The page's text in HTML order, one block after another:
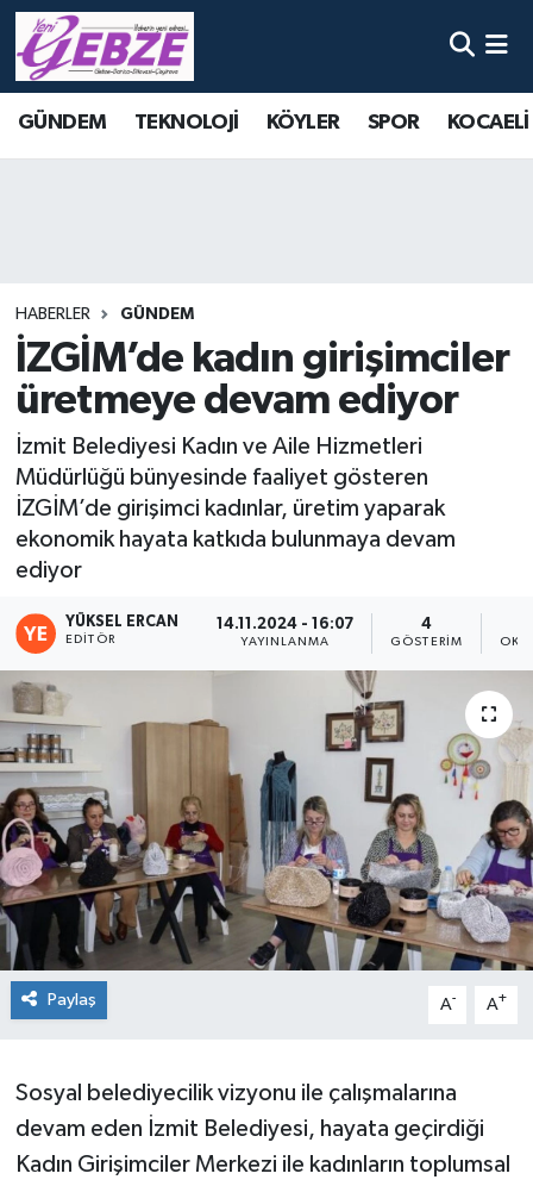
GÜNDEM TEKNOLOJİ KÖYLER SPOR
HABERLER GÜNDEM
İZGİM’de kadın girişimciler
üretmeye devam ediyor
İzmit Belediyesi Kadın ve Aile Hizmetleri
Müdürlüğü bünyesinde faaliyet gösteren
İZGİM’de girişimci kadınlar, üretim yaparak
ekonomik hayata katkıda bulunmaya devam
ediyor
YÜKSEL ERCAN
EDITÖR
14.11.2024 - 16:07
YAYINLANMA
4
GÖSTERIM
Paylaş A- A+
Sosyal belediyecilik vizyonu ile çalışmalarına
devam eden İzmit Belediyesi, hayata geçirdiği
Kadın Girişimciler Merkezi ile kadınların toplumsal
Nöbetçi Eczaneler
Süper Lig Puan Durumu ve Fikstür
Tüm Manşetler
Son Dakika Haberleri
Haber Arşivi